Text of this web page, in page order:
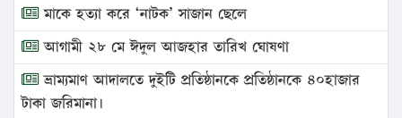
মাকে হত্যা করে ‘নাটক’ সাজান ছেলে
আগামী ২৮ মে ঈদুল আজহার তারিখ ঘোষণা
ভ্রাম্যমাণ আদালতে দুইটি প্রতিষ্ঠানকে প্রতিষ্ঠানকে ৪০হাজার
টাকা জরিমানা।